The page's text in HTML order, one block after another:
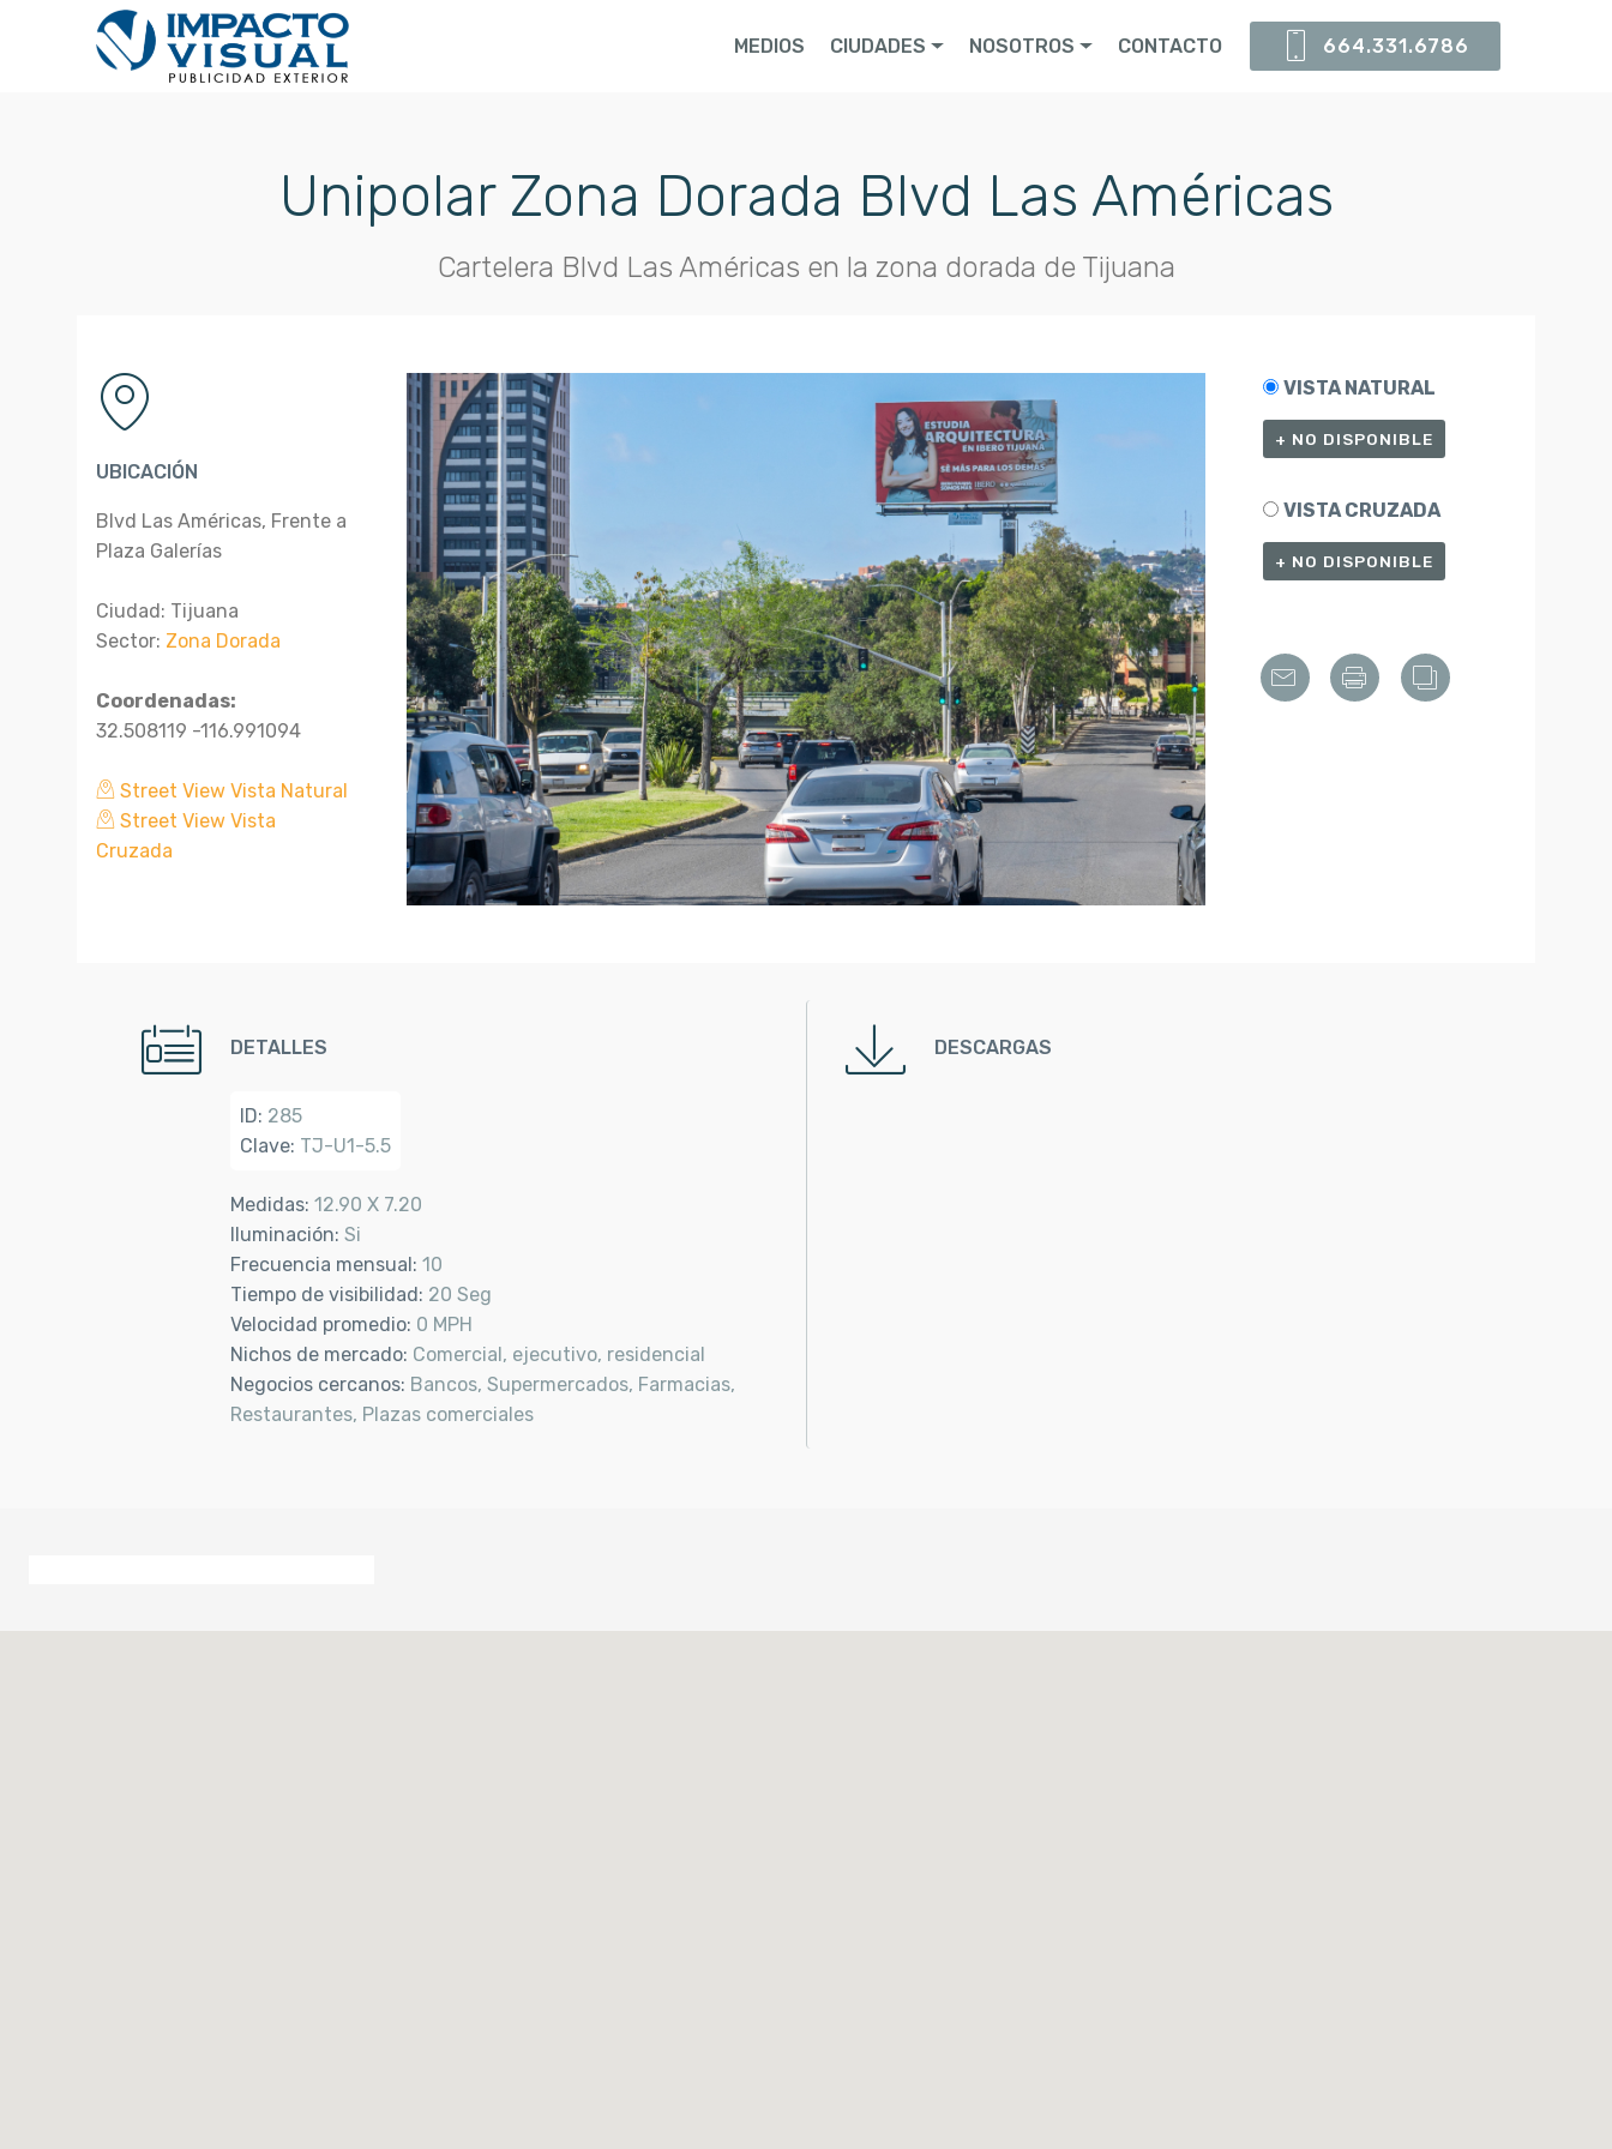
MEDIOS CIUDADES NOSOTROS CONTACTO 664.331.6786
Unipolar Zona Dorada Blvd Las Américas
Cartelera Blvd Las Américas en la zona dorada de Tijuana
UBICACIÓN
Blvd Las Américas, Frente a
Plaza Galerías
Ciudad: Tijuana
Sector: Zona Dorada
Coordenadas:
32.508119 -116.991094
Street View Vista Natural
Street View Vista
Cruzada
VISTA NATURAL
+ NO DISPONIBLE
VISTA CRUZADA
+ NO DISPONIBLE
DETALLES
ID: 285
Clave: TJ-U1-5.5
Medidas: 12.90 X 7.20
Iluminación: Si
Frecuencia mensual: 10
Tiempo de visibilidad: 20 Seg
Velocidad promedio: 0 MPH
Nichos de mercado: Comercial, ejecutivo, residencial
Negocios cercanos: Bancos, Supermercados, Farmacias,
Restaurantes, Plazas comerciales
DESCARGAS